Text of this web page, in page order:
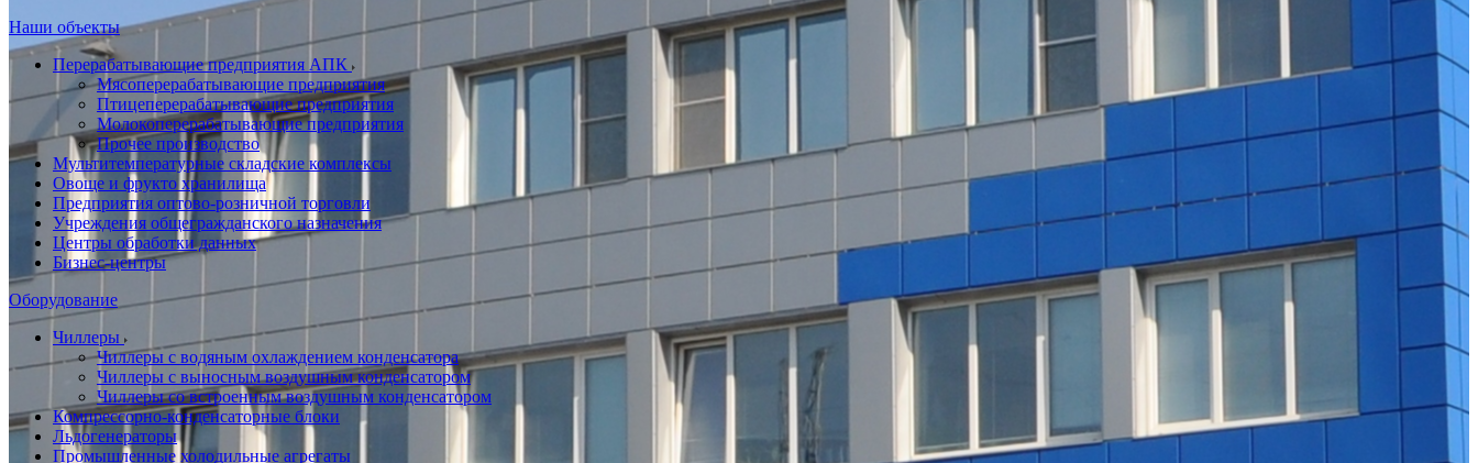
Наши объекты
Перерабатывающие предприятия АПК
Мясоперерабатывающие предприятия
Птицеперерабатывающие предприятия
Молокоперерабатывающие предприятия
Прочее производство
Мультитемпературные складские комплексы
Овоще и фрукто хранилища
Предприятия оптово-розничной торговли
Учреждения общегражданского назначения
Центры обработки данных
Бизнес-центры
Оборудование
Чиллеры
Чиллеры с водяным охлаждением конденсатора
Чиллеры с выносным воздушным конденсатором
Чиллеры со встроенным воздушным конденсатором
Компрессорно-конденсаторные блоки
Льдогенераторы
Промышленные холодильные агрегаты